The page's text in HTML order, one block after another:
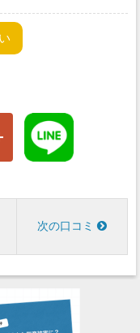
次の口コミ